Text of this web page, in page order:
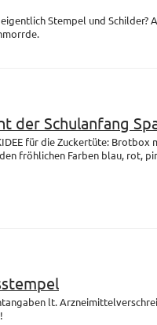
Stempel und
der Schulanfang
für die Zuckertüte:
fröhlichen Farben blau, rot,
lt.